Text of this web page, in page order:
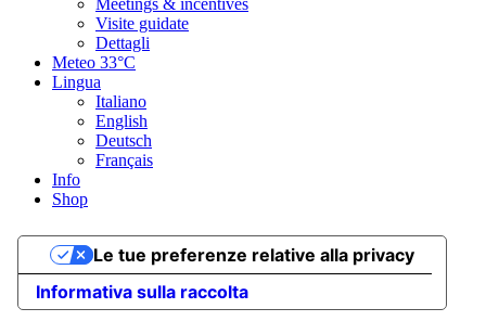
Meetings & incentives
Visite guidate
Dettagli
Meteo 33°C
Lingua
Italiano
English
Deutsch
Français
Info
Shop
Informativa sulla raccolta
Le tue preferenze relative alla privacy